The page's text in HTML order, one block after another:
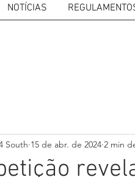
NOTÍCIAS
South 15 de abr. de 2024 2 min